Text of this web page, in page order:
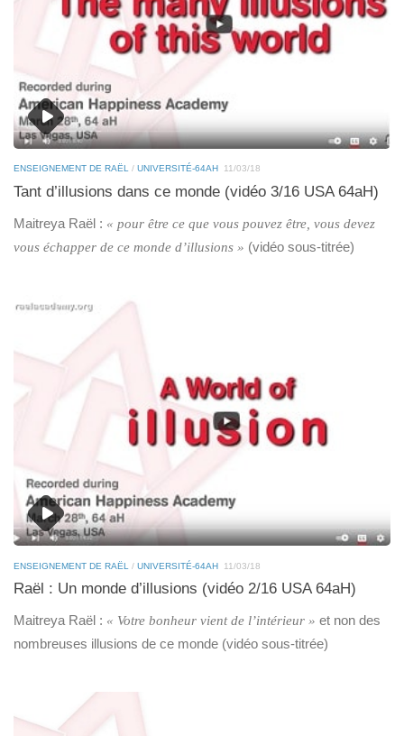
ENSEIGNEMENT DE RAËL / UNIVERSITÉ-64AH 11/03/18
Tant d’illusions dans ce monde (vidéo 3/16 USA 64aH)
Maitreya Raël : « pour être ce que vous pouvez être, vous devez
vous échapper de ce monde d’illusions » (vidéo sous-titrée)
ENSEIGNEMENT DE RAËL / UNIVERSITÉ-64AH 11/03/18
Raël : Un monde d’illusions (vidéo 2/16 USA 64aH)
Maitreya Raël : « Votre bonheur vient de l’intérieur » et non des
nombreuses illusions de ce monde (vidéo sous-titrée)